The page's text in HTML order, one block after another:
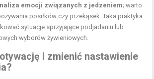
emocji związanych z jedzeniem; warto
posiłków czy przekąsek. Taka praktyka
sytuacje sprzyjające podjadaniu lub
wyborów żywieniowych.
i zmienić nastawienie